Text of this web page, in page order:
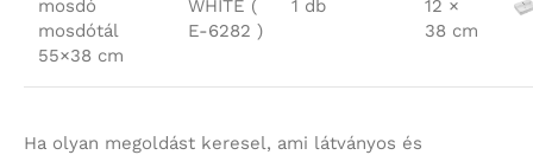
mosdó
mosdótál
55×38 cm
WHITE (
E-6282 )
1 db
12 ×
38 cm
Ha olyan megoldást keresel, ami látványos és